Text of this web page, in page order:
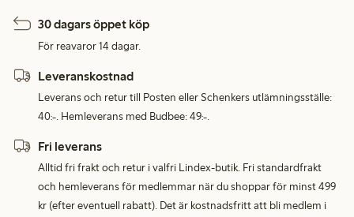
30 dagars öppet köp
För reavaror 14 dagar.
Leveranskostnad
Leverans och retur till Posten eller Schenkers utlämningsställe:
40:-. Hemleverans med Budbee: 49:-.
Fri leverans
Alltid fri frakt och retur i valfri Lindex-butik. Fri standardfrakt
och hemleverans för medlemmar när du shoppar för minst 499
kr (efter eventuell rabatt). Det är kostnadsfritt att bli medlem i